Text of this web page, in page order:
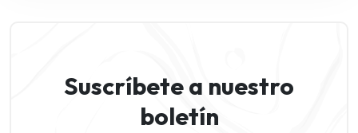
Suscríbete a nuestro
boletín